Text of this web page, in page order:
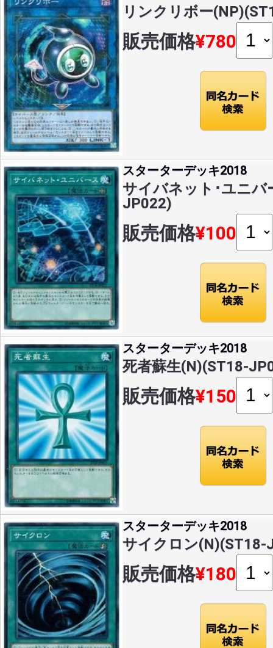
リンクリボー
販売価格¥780
スターターデッキ2018
サイバネット･ユニバ
JP022)
販売価格¥100
スターターデッキ2018
死者蘇生(N)(ST18-
販売価格¥150
スターターデッキ2018
サイクロン(N)(ST18-
販売価格¥180